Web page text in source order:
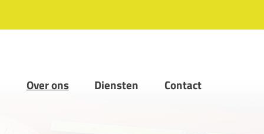
content
Over ons Diensten Contact